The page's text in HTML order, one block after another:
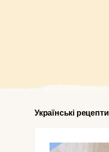
Українські рецепти